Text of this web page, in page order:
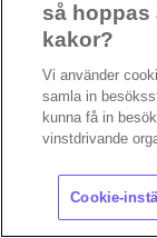
Copyright
så hoppas
kakor?
Vi använder
samla in
kunna få in
vinstdrivande
Cookie-